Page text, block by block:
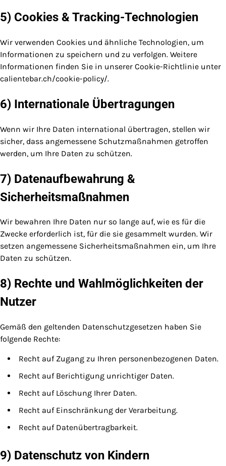
5) Cookies & Tracking-Technologien
Wir verwenden Cookies und ähnliche Technologien, um
Informationen zu speichern und zu verfolgen. Weitere
Informationen finden Sie in unserer Cookie-Richtlinie unter
calientebar.ch/cookie-policy/.
6) Internationale Übertragungen
Wenn wir Ihre Daten international übertragen, stellen wir
sicher, dass angemessene Schutzmaßnahmen getroffen
werden, um Ihre Daten zu schützen.
7) Datenaufbewahrung &
Sicherheitsmaßnahmen
Wir bewahren Ihre Daten nur so lange auf, wie es für die
Zwecke erforderlich ist, für die sie gesammelt wurden. Wir
setzen angemessene Sicherheitsmaßnahmen ein, um Ihre
Daten zu schützen.
8) Rechte und Wahlmöglichkeiten der
Nutzer
Gemäß den geltenden Datenschutzgesetzen haben Sie
folgende Rechte:
Recht auf Zugang zu Ihren personenbezogenen Daten.
Recht auf Berichtigung unrichtiger Daten.
Recht auf Löschung Ihrer Daten.
Recht auf Einschränkung der Verarbeitung.
Recht auf Datenübertragbarkeit.
9) Datenschutz von Kindern